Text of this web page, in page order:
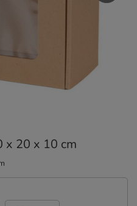
x 20 x 10 cm